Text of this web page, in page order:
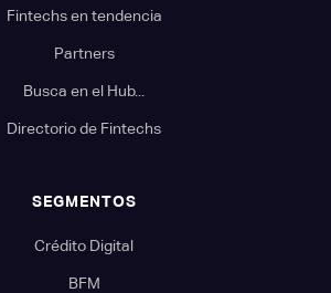
Fintechs en tendencia
Partners
Busca en el Hub...
Directorio de Fintechs
SEGMENTOS
Crédito Digital
BFM